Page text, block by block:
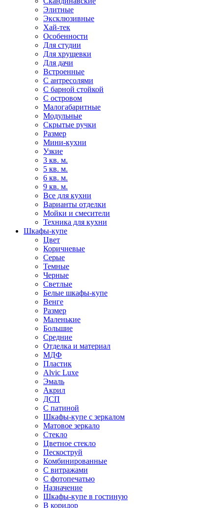
Элитные
Эксклюзивные
Хай-тек
Особенности
Для студии
Для хрущевки
Для дачи
Встроенные
С антресолями
С барной стойкой
С островом
Малогабаритные
Модульные
Скрытые ручки
Размер
Мини-кухни
Узкие
3 кв. м.
5 кв. м.
6 кв. м.
9 кв. м.
Все для кухни
Варианты отделки
Мойки и смесители
Техника для кухни
Шкафы-купе
Цвет
Коричневые
Серые
Темные
Черные
Светлые
Белые шкафы-купе
Венге
Размер
Маленькие
Большие
Средние
Отделка и материал
МДФ
Пластик
Alvic Luxe
Эмаль
Акрил
ДСП
С патиной
Шкафы-купе с зеркалом
Матовое зеркало
Стекло
Цветное стекло
Пескоструй
Комбинированные
С витражами
С фотопечатью
Назначение
Шкафы-купе в гостиную
В коридор